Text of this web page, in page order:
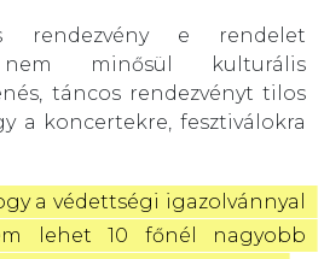
rendezvény e rendelet
nem minősül kulturális
táncos rendezvényt tilos
a koncertekre, fesztiválokra
a védettségi igazolvánnyal
lehet 10 főnél nagyobb